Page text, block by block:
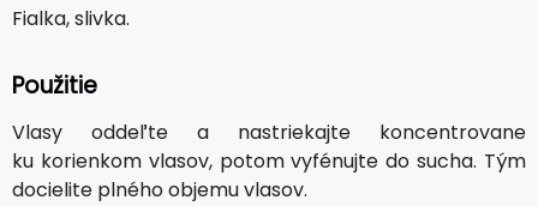
Fialka, slivka.
Použitie
Vlasy oddeľte a nastriekajte koncentrovane
ku korienkom vlasov, potom vyfénujte do sucha. Tým
docielite plného objemu vlasov.